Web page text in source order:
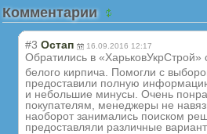
Комментарии
#3 Остап 16.09.2016 12:17
Обратились в «ХарьковУкрСтрой»
белого кирпича. Помогли с
предоставили полную
и небольшие минусы. Очень
покупателям, менеджеры не
наоборот занимались поиском
предоставляли различные